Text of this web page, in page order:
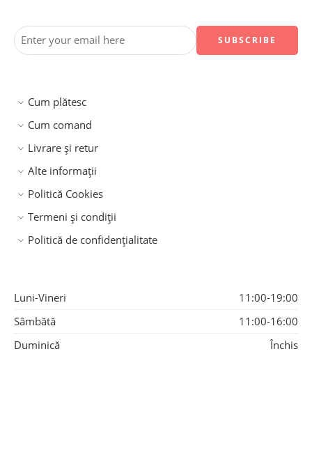
Cum plătesc
Cum comand
Livrare și retur
Alte informații
Politică Cookies
Termeni și condiții
Politică de confidențialitate
Luni-Vineri
11:00-19:00
Sâmbătă
11:00-16:00
Duminică
Închis